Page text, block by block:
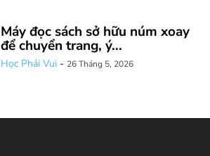
Máy đọc sách sở hữu núm xoay
để chuyển trang, ý...
Học Phải Vui - 26 Tháng 5, 2026